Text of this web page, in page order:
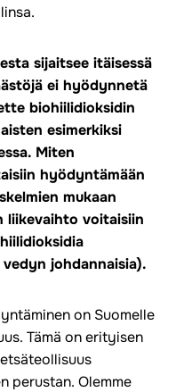
sijaitsee itäisessä
ei hyödynnetä
biohiilidioksidin
esimerkiksi
Miten
hyödyntämään
mukaan
liikevaihto voitaisiin
johdannaisia).
on Suomelle
Tämä on erityisen
perustan. Olemme